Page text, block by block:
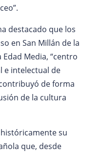
destacado que los
en San Millán de la
Media, “centro
e intelectual de
de forma
de la cultura
su
que, desde